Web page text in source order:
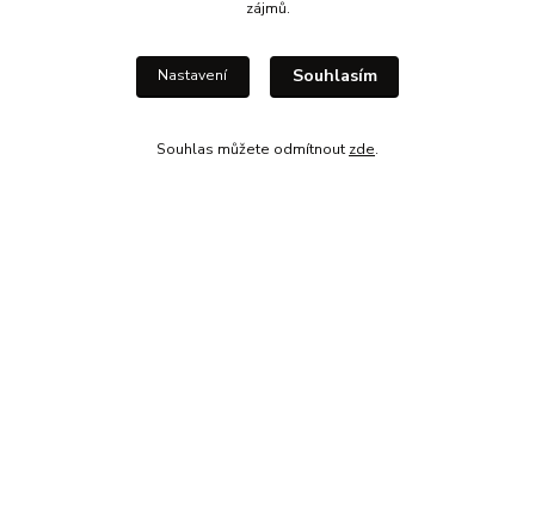
zájmů.
Nastavení Souhlasím
Souhlas můžete odmítnout zde.